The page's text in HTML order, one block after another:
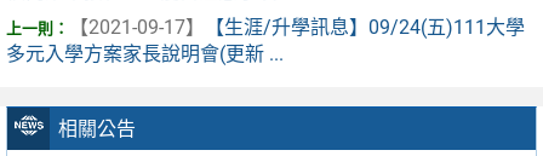
相關公告
【2021-09-17】
【生涯/升學訊息】09/24(五)111大學
多元入學方案家長說明會(更新 ...